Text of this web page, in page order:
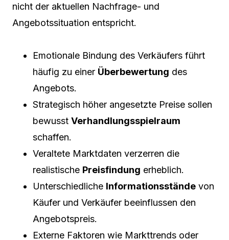
nicht der aktuellen Nachfrage- und
Angebotssituation entspricht.
Emotionale Bindung des Verkäufers führt
häufig zu einer Überbewertung des
Angebots.
Strategisch höher angesetzte Preise sollen
bewusst Verhandlungsspielraum
schaffen.
Veraltete Marktdaten verzerren die
realistische Preisfindung erheblich.
Unterschiedliche Informationsstände von
Käufer und Verkäufer beeinflussen den
Angebotspreis.
Externe Faktoren wie Markttrends oder